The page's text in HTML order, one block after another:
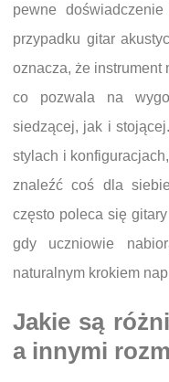
pewne
przypadku gitar
oznacza, że instrument
co pozwala na
siedzącej, jak i
stylach i
znaleźć coś dla
często poleca się
gdy uczniowie
naturalnym krokiem
Jakie są
a innymi